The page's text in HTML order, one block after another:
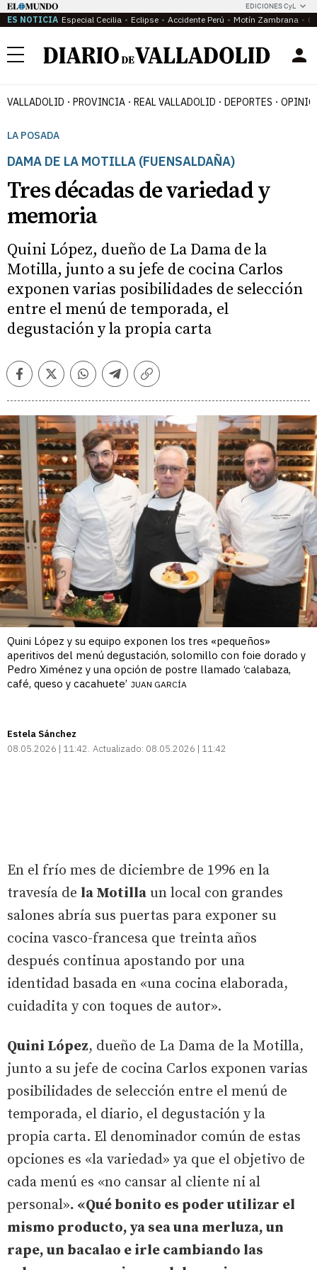
EDICIONES CyL
ES NOTICIA Especial Cecilia Eclipse Accidente Perú Motín Zambrana
Menú
VALLADOLID PROVINCIA REAL VALLADOLID DEPORTES
LA POSADA
DAMA DE LA MOTILLA (FUENSALDAÑA)
Tres décadas de variedad y
memoria
Quini López, dueño de La Dama de la
Motilla, junto a su jefe de cocina Carlos
exponen varias posibilidades de selección
entre el menú de temporada, el
degustación y la propia carta
FacebookTwitterWhatsappTelegramCopiar
Quini López y su equipo exponen los tres «pequeños»
aperitivos del menú degustación, solomillo con foie dorado y
Pedro Ximénez y una opción de postre llamado ‘calabaza,
café, queso y cacahuete’ JUAN GARCÍA
Estela Sánchez
08.05.2026 | 11:42 Actualizado: 08.05.2026 | 11:42
En el frío mes de diciembre de 1996 en la
travesía de la Motilla un local con grandes
salones abría sus puertas para exponer su
cocina vasco-francesa que treinta años
después continua apostando por una
identidad basada en «una cocina elaborada,
cuidadita y con toques de autor».
Quini López, dueño de La Dama de la Motilla,
junto a su jefe de cocina Carlos exponen varias
posibilidades de selección entre el menú de
temporada, el diario, el degustación y la
propia carta. El denominador común de estas
opciones es «la variedad» ya que el objetivo de
cada menú es «no cansar al cliente ni al
personal». «Qué bonito es poder utilizar el
mismo producto, ya sea una merluza, un
rape, un bacalao e irle cambiando las